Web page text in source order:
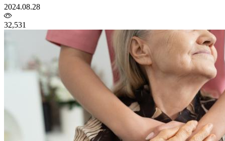
2024.08.28
32,531